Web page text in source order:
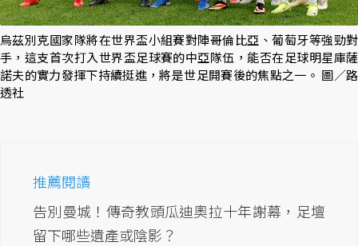
烏茲別克國家隊將在世界盃小組賽對陣哥倫比亞、葡萄牙等強勁對
手，這支首次打入世界盃足球賽的中亞隊伍，能否在足球明星庫薩
諾夫的實力發揮下持續挺進，將是世足開賽後的焦點之一。 圖／路
透社
推薦閱讀
告別曼城！傳奇教頭瓜迪奧拉十年謝幕，足壇
留下哪些遺產或陰影？